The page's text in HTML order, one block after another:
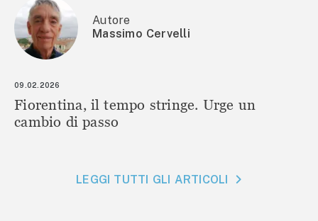
Autore
Massimo Cervelli
09.02.2026
Fiorentina, il tempo stringe. Urge un
cambio di passo
LEGGI TUTTI GLI ARTICOLI